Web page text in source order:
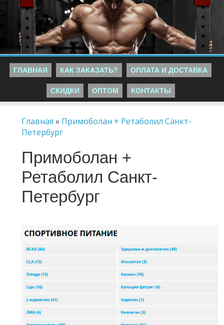
ГЛАВНАЯ КАК ЗАКАЗАТЬ? ОПЛАТА И ДОСТАВКА
СКИДКИ ОПТОМ КОНТАКТЫ
Главная » Примоболан + Ретаболил Санкт-
Петербург
Примоболан +
Ретаболил Санкт-
Петербург